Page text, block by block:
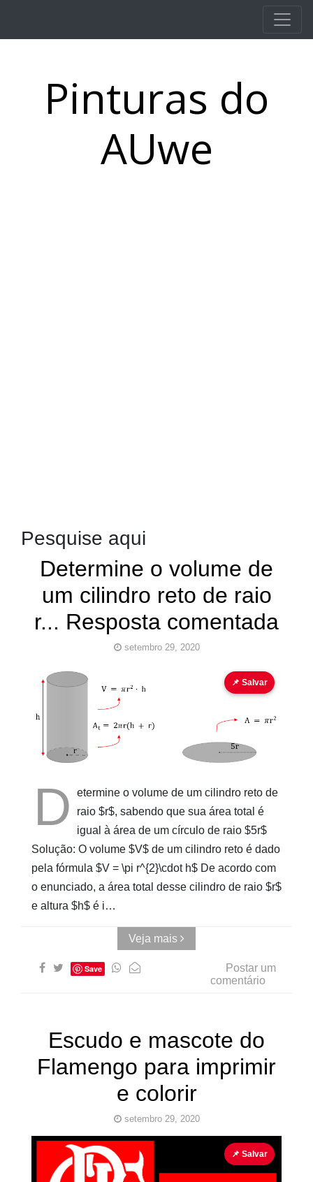
Pinturas do
AUwe
Pesquise aqui
Determine o volume de
um cilindro reto de raio
r... Resposta comentada
setembro 29, 2020
Pinturas
AUwe
📌 Salvar
D
etermine o volume de um cilindro reto de
raio $r$, sabendo que sua área total é
igual à área de um círculo de raio $5r$
Solução: O volume $V$ de um cilindro reto é dado
pela fórmula $V = \pi r^{2}\cdot h$ De acordo com
o enunciado, a área total desse cilindro de raio $r$
e altura $h$ é i…
Veja mais
Save
Postar um
comentário
Escudo e mascote do
Flamengo para imprimir
e colorir
setembro 29, 2020
Escudo de Times Futebol
para
imprimir
📌 Salvar